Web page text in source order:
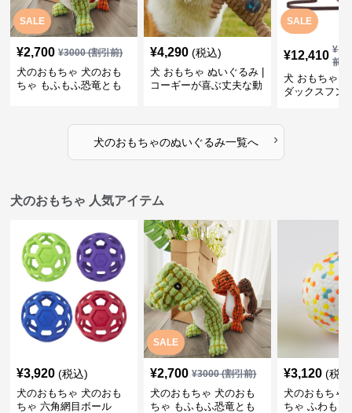
SALE
¥2,700 ¥3000(割引前)
犬のおもちゃ 犬のおも
ちゃ もふもふ恐竜とも
¥4,290 (税込)
犬 おもちゃ ぬいぐるみ |
コーギーが喜ぶ丈夫な動
SALE
¥12,410 ¥
前)
犬 おもちゃ
ダックスフン
犬のおもちゃのぬいぐるみ一覧へ ›
犬のおもちゃ 人気アイテム
¥3,920 (税込)
犬のおもちゃ 犬のおも
ちゃ 六角網目ボール
SALE
¥2,700 ¥3000(割引前)
犬のおもちゃ 犬のおも
ちゃ もふもふ恐竜とも
¥3,120 (税
犬のおもちゃ
ちゃ ふわもこ